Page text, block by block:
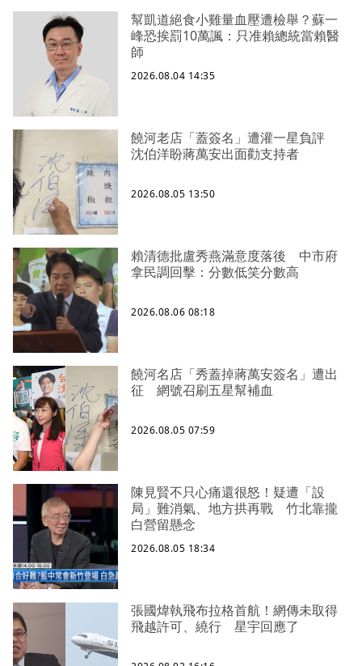
幫凱道絕食小雞量血壓遭檢舉？蘇一
峰恐挨罰10萬諷：只准賴總統當賴醫
師
2026.08.04 14:35
饒河老店「蓋簽名」遭灌一星負評
沈伯洋盼蔣萬安出面勸支持者
2026.08.05 13:50
賴清德批盧秀燕滿意度落後 中市府
拿民調回擊：分數低笑分數高
2026.08.06 08:18
饒河名店「秀蓋掉蔣萬安簽名」遭出
征 網號召刷五星幫補血
2026.08.05 07:59
陳見賢不只心痛還很怒！疑遭「設
局」難消氣、地方拱再戰 竹北靠攏
白營留懸念
2026.08.05 18:34
張國煒執飛布拉格首航！網傳未取得
飛越許可、繞行 星宇回應了